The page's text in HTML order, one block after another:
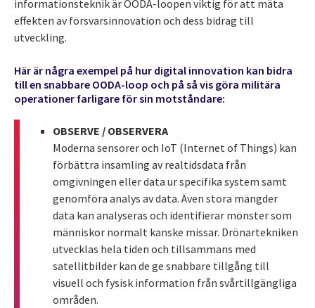
informationsteknik är OODA-loopen viktig för att mäta
effekten av försvarsinnovation och dess bidrag till
utveckling.
Här är några exempel på hur digital innovation kan bidra
till en snabbare OODA-loop och på så vis göra militära
operationer farligare för sin motståndare:
OBSERVE / OBSERVERA
Moderna sensorer och IoT (Internet of Things) kan
förbättra insamling av realtidsdata från
omgivningen eller data ur specifika system samt
genomföra analys av data. Även stora mängder
data kan analyseras och identifierar mönster som
människor normalt kanske missar. Drönartekniken
utvecklas hela tiden och tillsammans med
satellitbilder kan de ge snabbare tillgång till
visuell och fysisk information från svårtillgängliga
områden.